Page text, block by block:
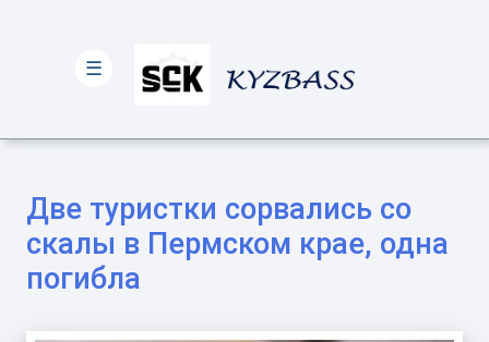
Две туристки сорвались со
скалы в Пермском крае, одна
погибла
☰